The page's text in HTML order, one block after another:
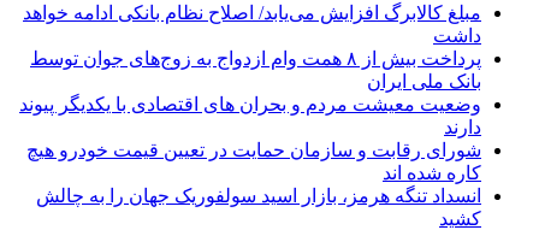
مبلغ کالابرگ افزایش می‌یابد/ اصلاح نظام بانکی ادامه خواهد
داشت
پرداخت بیش از ۸ همت وام ازدواج به زوج‌های جوان توسط
بانک ملی ایران
وضعیت معیشت مردم و بحران های اقتصادی با یکدیگر پیوند
دارند
شورای رقابت و سازمان حمایت در تعیین قیمت خودرو هیچ
کاره شده اند
انسداد تنگه هرمز، بازار اسید سولفوریک جهان را به چالش
کشید